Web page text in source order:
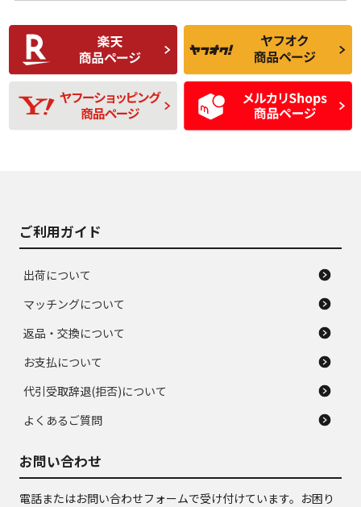
C
比較的きれいな中古
品
C
られるが、使用に問
題のない中古品
D
使用感や目立つ傷が
あり、一般的な中古
品
D
残り溝も少なく、偏
磨耗がみられ、短期
間使用できるくらい
の中古品
ご利用ガイド
出荷について
マッチングについて
返品・交換について
お支払について
代引受取辞退(拒否)について
よくあるご質問
お問い合わせ
電話またはお問い合わせフォームで受け付けています。お困り